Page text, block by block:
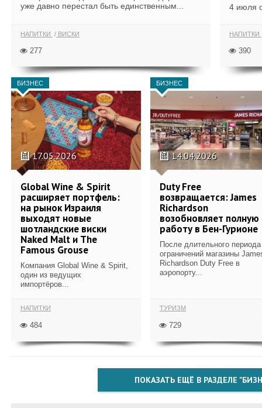
уже давно перестал быть единственным...
НАПИТКИ ВИСКИ
277
4 июля
НАПИТКИ
390
БИЗНЕС
17.05.2026
Global Wine & Spirit
расширяет портфель:
на рынок Израиля
выходят новые
шотландские виски
Naked Malt и The
Famous Grouse
Компания Global Wine & Spirit,
один из ведущих
импортёров...
НАПИТКИ
484
БИЗНЕС
14.04.2026
Duty Free
возвращается: James
Richardson
возобновляет полную
работу в Бен-Гурионе
После длительного периода
ограничений магазины
Richardson Duty Free в
аэропорту...
ТУРИЗМ
729
ПОКАЗАТЬ ЕЩЁ В РАЗДЕЛЕ